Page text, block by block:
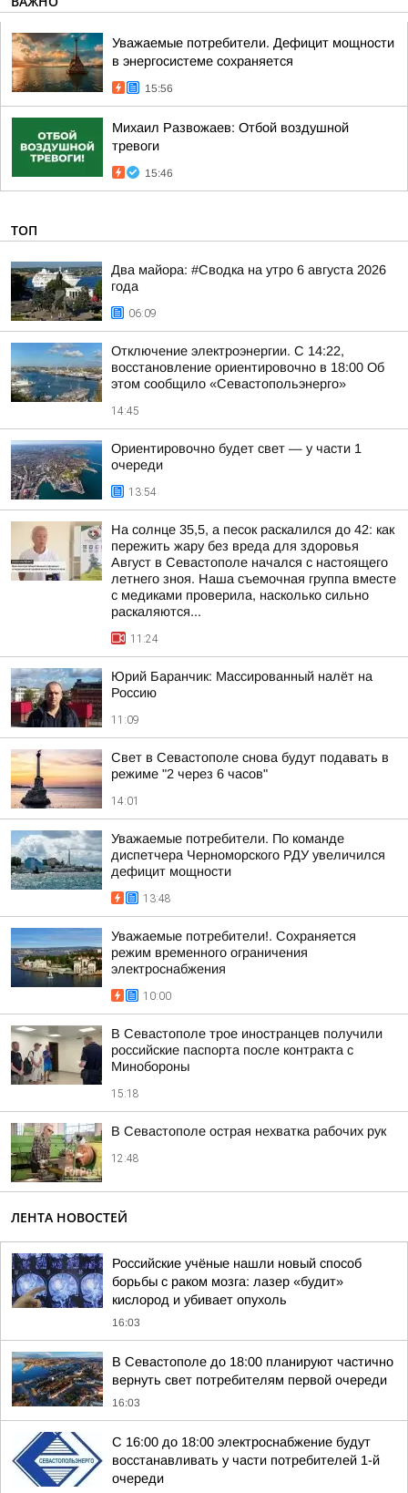
Уважаемые потребители. Дефицит мощности
в энергосистеме сохраняется
15:56
Михаил Развожаев: Отбой воздушной
тревоги
15:46
ТОП
Два майора: #Сводка на утро 6 августа 2026
года
06:09
Отключение электроэнергии. С 14:22,
восстановление ориентировочно в 18:00 Об
этом сообщило «Севастопольэнерго»
14:45
Ориентировочно будет свет — у части 1
очереди
13:54
На солнце 35,5, а песок раскалился до 42: как
пережить жару без вреда для здоровья
Август в Севастополе начался с настоящего
летнего зноя. Наша съемочная группа вместе
с медиками проверила, насколько сильно
раскаляются...
11:24
Юрий Баранчик: Массированный налёт на
Россию
11:09
Свет в Севастополе снова будут подавать в
режиме "2 через 6 часов"
14:01
Уважаемые потребители. По команде
диспетчера Черноморского РДУ увеличился
дефицит мощности
13:48
Уважаемые потребители!. Сохраняется
режим временного ограничения
электроснабжения
10:00
В Севастополе трое иностранцев получили
российские паспорта после контракта с
Минобороны
15:18
В Севастополе острая нехватка рабочих рук
12:48
ЛЕНТА НОВОСТЕЙ
Российские учёные нашли новый способ
борьбы с раком мозга: лазер «будит»
кислород и убивает опухоль
16:03
В Севастополе до 18:00 планируют частично
вернуть свет потребителям первой очереди
16:03
С 16:00 до 18:00 электроснабжение будут
восстанавливать у части потребителей 1-й
очереди